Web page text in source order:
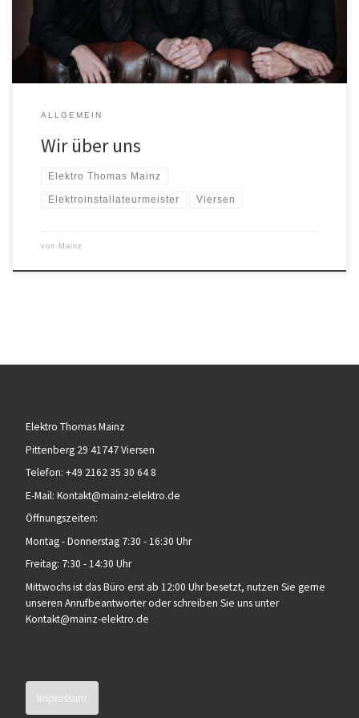
ALLGEMEIN
Wir über uns
Elektro Thomas Mainz
Elektroinstallateurmeister Viersen
von Mainz
Elektro Thomas Mainz
Pittenberg 29 41747Viersen
Telefon: +49 2162 35 30 64 8
E-Mail: Kontakt@mainz-elektro.de
Öffnungszeiten:
Montag - Donnerstag 7:30 - 16:30 Uhr
Freitag: 7:30 - 14:30 Uhr
Mittwochs ist das Büro erst ab 12:00 Uhr besetzt, nutzen Sie gerne
unseren Anrufbeantworter oder schreiben Sie uns unter
Kontakt@mainz-elektro.de
Impressum